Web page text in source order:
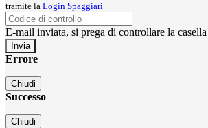
tramite la Login Spaggiari
E-mail inviata, si prega di controllare la
Errore
Chiudi
Successo
Chiudi